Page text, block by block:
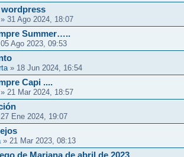
31 Ago 2024, 18:07
Summer…..
Ago 2023, 09:53
» 18 Jun 2024, 16:54
Capi ....
21 Mar 2024, 18:57
Ene 2024, 19:07
» 21 Mar 2023, 08:13
de Mariana de abril de 2023